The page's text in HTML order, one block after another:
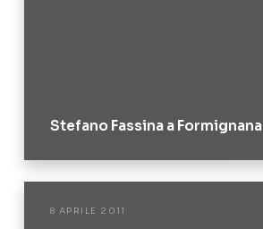
Stefano Fassina a Formignana
8 APRILE 2011